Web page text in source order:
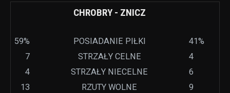
CHROBRY - ZNICZ
59% POSIADANIE PIŁKI
41%
7
STRZAŁY CELNE
4
4
STRZAŁY NIECELNE
6
13
RZUTY WOLNE
9